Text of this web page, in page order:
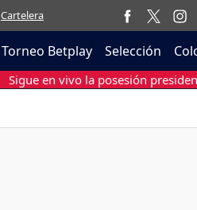
Cartelera
Torneo Betplay Selección
Sigue en vivo la posesión